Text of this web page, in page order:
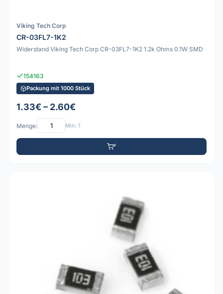
Viking Tech Corp
CR-03FL7-1K2
Widerstand Viking Tech Corp CR-03FL7-1K2 1.2k Ohms 0.1W SMD
154163
Packung mit 1000 Stück
1.33€ – 2.60€
Menge: Min: 1